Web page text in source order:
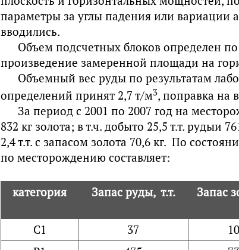
параметры за углы падения или вариации
вводились.
Объем подсчетных блоков определен
произведение замеренной площади на
Объемный вес руды по результатам
определений принят 2,7 т/м3, поправка на
За период с 2001 по 2007 год на
832 кг золота; в т.ч. добыто 25,5 т.т. рудыи
2,4 т.т. с запасом золота 70,6 кг. По
по месторождению составляет:
категория Запас руды, т.т. Запас
С1
37